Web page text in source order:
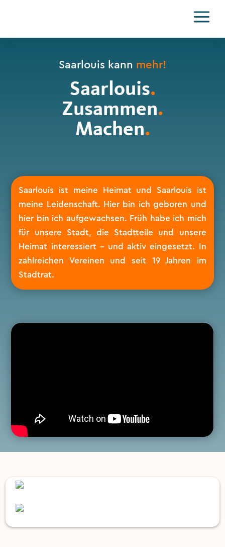
a
Saarlouis kann mehr!
Saarlouis.
Zusammen.
Machen.
Saarlouis ist meine Heimat und Saarlouis ist
meine Leidenschaft. Hier bin ich geboren und
hier bin ich aufgewachsen. Früh habe ich mich
für unsere Stadt, die Stadtteile und unsere
Heimat interessiert – und aktiv eingesetzt. In
zahlreichen Vereinen und seit 19 Jahren im
Stadtrat.